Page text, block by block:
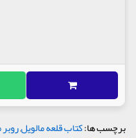
برچسب ها:کتاب قلعه مالویل,